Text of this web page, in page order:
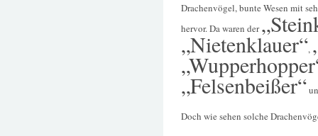
Drachenvögel, bunte Wesen mit
hervor. Da waren der
„Nietenklauer“,
„Felsenbeißer“
Doch wie sehen solche